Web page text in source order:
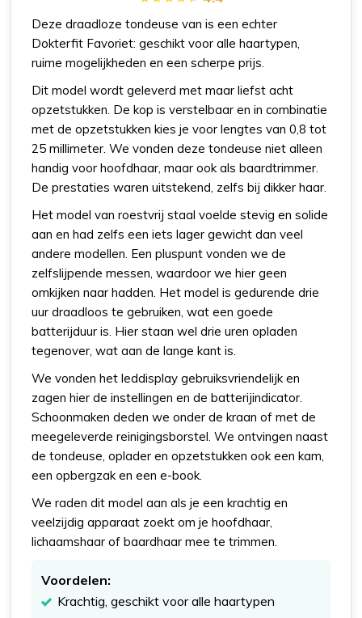
Deze draadloze tondeuse van is een echter
Dokterfit Favoriet: geschikt voor alle haartypen,
ruime mogelijkheden en een scherpe prijs.
Dit model wordt geleverd met maar liefst acht
opzetstukken. De kop is verstelbaar en in combinatie
met de opzetstukken kies je voor lengtes van 0,8 tot
25 millimeter. We vonden deze tondeuse niet alleen
handig voor hoofdhaar, maar ook als baardtrimmer.
De prestaties waren uitstekend, zelfs bij dikker haar.
Het model van roestvrij staal voelde stevig en solide
aan en had zelfs een iets lager gewicht dan veel
andere modellen. Een pluspunt vonden we de
zelfslijpende messen, waardoor we hier geen
omkijken naar hadden. Het model is gedurende drie
uur draadloos te gebruiken, wat een goede
batterijduur is. Hier staan wel drie uren opladen
tegenover, wat aan de lange kant is.
We vonden het leddisplay gebruiksvriendelijk en
zagen hier de instellingen en de batterijindicator.
Schoonmaken deden we onder de kraan of met de
meegeleverde reinigingsborstel. We ontvingen naast
de tondeuse, oplader en opzetstukken ook een kam,
een opbergzak en een e-book.
We raden dit model aan als je een krachtig en
veelzijdig apparaat zoekt om je hoofdhaar,
lichaamshaar of baardhaar mee te trimmen.
Voordelen:
Krachtig, geschikt voor alle haartypen